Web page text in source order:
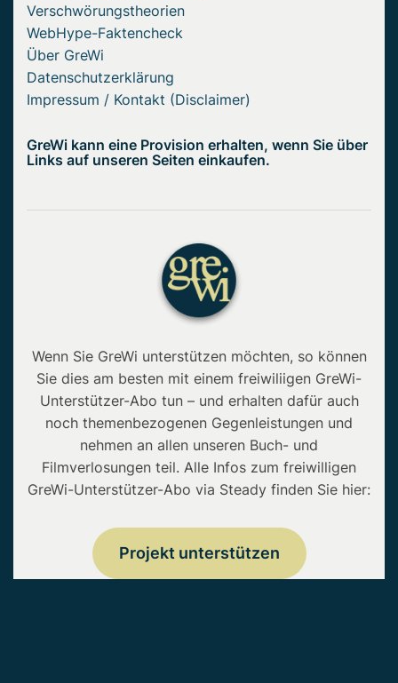
Verschwörungstheorien
WebHype-Faktencheck
Über GreWi
Datenschutzerklärung
Impressum / Kontakt (Disclaimer)
GreWi kann eine Provision erhalten, wenn Sie über
Links auf unseren Seiten einkaufen.
Wenn Sie GreWi unterstützen möchten, so können
Sie dies am besten mit einem freiwiliigen GreWi-
Unterstützer-Abo tun – und erhalten dafür auch
noch themenbezogenen Gegenleistungen und
nehmen an allen unseren Buch- und
Filmverlosungen teil. Alle Infos zum freiwilligen
GreWi-Unterstützer-Abo via Steady finden Sie hier:
Projekt unterstützen